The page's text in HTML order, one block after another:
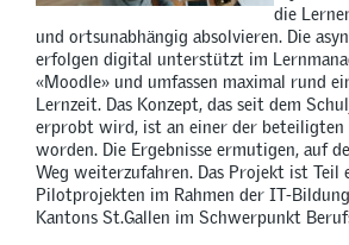
die
und ortsunabhängig absolvieren. Die
erfolgen digital unterstützt im
«Moodle» und umfassen maximal rund
Lernzeit. Das Konzept, das seit dem
erprobt wird, ist an einer der beteiligten
worden. Die Ergebnisse ermutigen, auf
Weg weiterzufahren. Das Projekt ist Teil
Pilotprojekten im Rahmen der IT-
Kantons St.Gallen im Schwerpunkt